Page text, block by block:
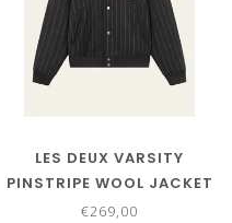
LES DEUX VARSITY
PINSTRIPE WOOL JACKET
€269,00